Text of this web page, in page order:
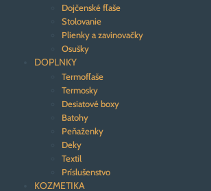
Dojčenské fľaše
Stolovanie
Plienky a zavinovačky
Osušky
DOPLNKY
Termofľaše
Termosky
Desiatové boxy
Batohy
Peňaženky
Deky
Textil
Príslušenstvo
KOZMETIKA